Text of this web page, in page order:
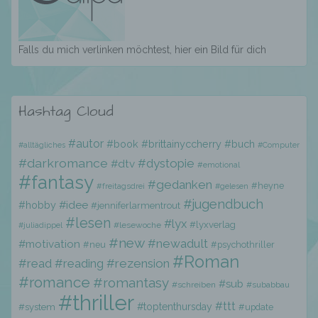
Falls du mich verlinken möchtest, hier ein Bild für dich
Hashtag Cloud
#alltägliches #autor #book #brittainyccherry #buch #Computer
#darkromance #dtv #dystopie #emotional
#fantasy #freitagsdrei #gedanken #gelesen #heyne
#hobby #idee #jenniferlarmentrout #jugendbuch
#juliadippel #lesen #lesewoche #lyx #lyxverlag
#motivation #neu #new #newadult #psychothriller
#read #reading #rezension #Roman
#romance #romantasy #schreiben #sub #subabbau
#system #thriller #toptenthursday #ttt #update
Profiling ist jede Art der automatisierten
Verarbeitung personenbezogener Daten, die
personenbezogenen Daten verwendet
werden, um bestimmte persönliche Aspekte,
die sich auf eine natürliche Person beziehen,
zu bewerten, insbesondere, um Aspekte
bezüglich Arbeitsleistung, wirtschaftlicher
Lage, Gesundheit, persönlicher Vorlieben,
Interessen, Zuverlässigkeit, Verhalten,
Aufenthaltsort oder Ortswechsel dieser
natürlichen Person zu analysieren oder
vorherzusagen.